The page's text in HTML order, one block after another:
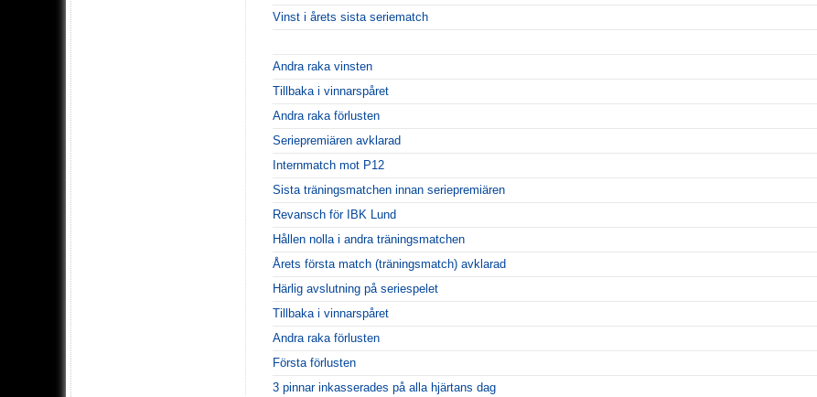
Vinst i årets sista seriematch
Andra raka vinsten
Tillbaka i vinnarspåret
Andra raka förlusten
Seriepremiären avklarad
Internmatch mot P12
Sista träningsmatchen innan seriepremiären
Revansch för IBK Lund
Hållen nolla i andra träningsmatchen
Årets första match (träningsmatch) avklarad
Härlig avslutning på seriespelet
Tillbaka i vinnarspåret
Andra raka förlusten
Första förlusten
3 pinnar inkasserades på alla hjärtans dag